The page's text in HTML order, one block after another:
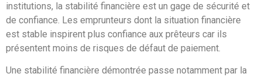
institutions, la stabilité financière est un gage de sécurité et
de confiance. Les emprunteurs dont la situation financière
est stable inspirent plus confiance aux prêteurs car ils
présentent moins de risques de défaut de paiement.
Une stabilité financière démontrée passe notamment par la